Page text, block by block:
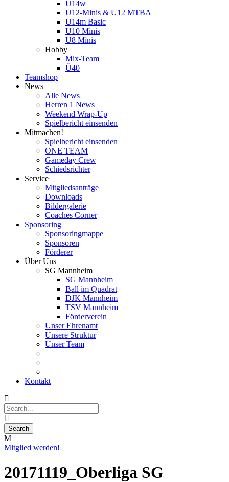
U14w
U12-Minis & U12 MTBA
U14m Basic
U10 Minis
U8 Minis
Hobby
Mix-Team
Ü40
Teamshop
News
Alle News
Herren 1 News
Weekend Wrap-Up
Spielbericht einsenden
Mitmachen!
Spielbericht einsenden
ONE TEAM
Gameday Crew
Schiedsrichter
Service
Mitgliedsanträge
Downloads
Bildergalerie
Coaches Corner
Sponsoring
Sponsoringmappe
Sponsoren
Förderer
Über Uns
SG Mannheim
SG Mannheim
Ball im Quadrat
DJK Mannheim
TSV Mannheim
Förderverein
Unser Ehrenamt
Unsere Struktur
Unser Team
Kontakt
Mitglied werden!
20171119_Oberliga SG